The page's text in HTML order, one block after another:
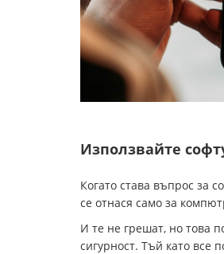
Използвайте
Когато става въпрос за
се отнася само за
И те не грешат, но това
сигурност. Тъй като все